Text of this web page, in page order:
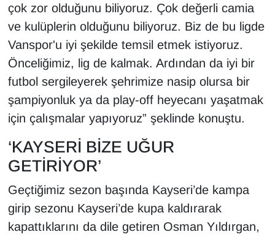
çok zor olduğunu biliyoruz. Çok değerli camia
ve kulüplerin olduğunu biliyoruz. Biz de bu ligde
Vanspor'u iyi şekilde temsil etmek istiyoruz.
Önceliğimiz, lig de kalmak. Ardından da iyi bir
futbol sergileyerek şehrimize nasip olursa bir
şampiyonluk ya da play-off heyecanı yaşatmak
için çalışmalar yapıyoruz” şeklinde konuştu.
‘KAYSERİ BİZE UĞUR
GETİRİYOR’
Geçtiğimiz sezon başında Kayseri’de kampa
girip sezonu Kayseri’de kupa kaldırarak
kapattıklarını da dile getiren Osman Yıldırgan,
SİYASET
SPOR
TEBRİK
TEKNOLOJİ
VAN'DA SPOR
Vasıta
YAŞAM